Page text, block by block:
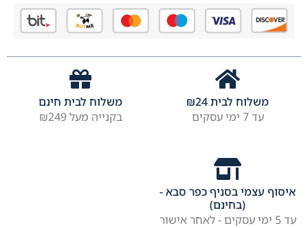
משלוח לבית ₪24
עד 7 ימי עסקים
משלוח לבית חינם
בקנייה מעל ₪249
איסוף עצמי בסניף כפר סבא -
(בחינם)
עד 5 ימי עסקים - לאחר אישור